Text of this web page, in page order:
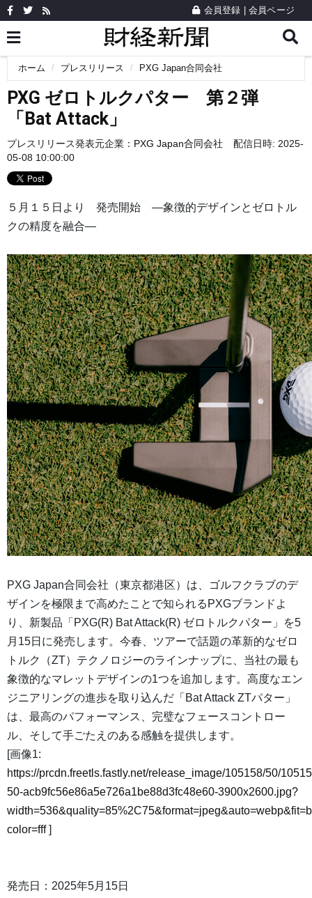
会員登録 会員ページ
ホーム プレスリリース PXG Japan合同会社
PXG ゼロトルクパター 第２弾
「Bat Attack」
プレスリリース発表元企業： PXG Japan合同会社
配信日時: 2025-
05-08 10:00:00
５月１５日より 発売開始 ―象徴的デザインとゼロトル
クの精度を融合―
PXG Japan合同会社（東京都港区）は、ゴルフクラブのデ
ザインを極限まで高めたことで知られるPXGブランドよ
り、新製品「PXG(R) Bat Attack(R) ゼロトルクパター」を5
月15日に発売します。今春、ツアーで話題の革新的なゼロ
トルク（ZT）テクノロジーのラインナップに、当社の最も
象徴的なマレットデザインの1つを追加します。高度なエン
ジニアリングの進歩を取り込んだ「Bat Attack ZTパター」
は、最高のパフォーマンス、完璧なフェースコントロー
ル、そして手ごたえのある感触を提供します。
[画像1:
https://prcdn.freetls.fastly.net/release_image/105158/50/
50-acb9fc56e86a5e726a1be88d3fc48e60-3900x2600.jpg?
color=fff]
発売日：2025年5月15日